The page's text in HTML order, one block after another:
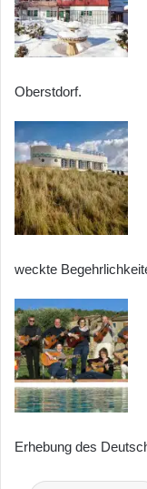
Oberstdorf.
weckte
Erhebung des